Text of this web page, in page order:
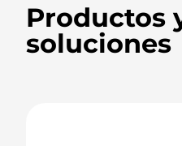
Productos
soluciones